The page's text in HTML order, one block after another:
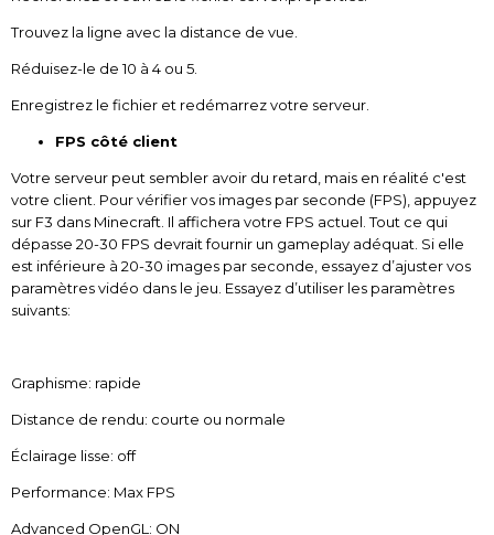
Trouvez la ligne avec la distance de vue.
Réduisez-le de 10 à 4 ou 5.
Enregistrez le fichier et redémarrez votre serveur.
FPS côté client
Votre serveur peut sembler avoir du retard, mais en réalité c'est
votre client. Pour vérifier vos images par seconde (FPS), appuyez
sur F3 dans Minecraft. Il affichera votre FPS actuel. Tout ce qui
dépasse 20-30 FPS devrait fournir un gameplay adéquat. Si elle
est inférieure à 20-30 images par seconde, essayez d’ajuster vos
paramètres vidéo dans le jeu. Essayez d’utiliser les paramètres
suivants:
Graphisme: rapide
Distance de rendu: courte ou normale
Éclairage lisse: off
Performance: Max FPS
Advanced OpenGL: ON